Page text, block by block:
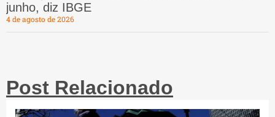
junho, diz IBGE
4 de agosto de 2026
Post Relacionado